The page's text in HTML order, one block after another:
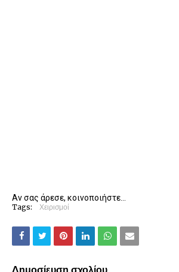
Αν σας άρεσε, κοινοποιήστε...
Tags: Χειρισμοί
Δημοσίευση σχολίου